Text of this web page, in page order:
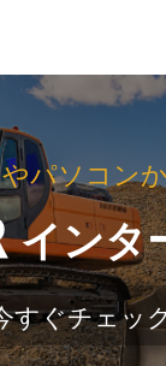
パソコン
インタ
すぐチェッ